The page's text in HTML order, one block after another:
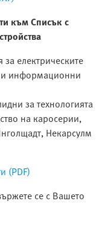
към Списък с
електрическите
информационни
за технологията
на каросерии,
Некарсулм
(PDF)
се с Вашето